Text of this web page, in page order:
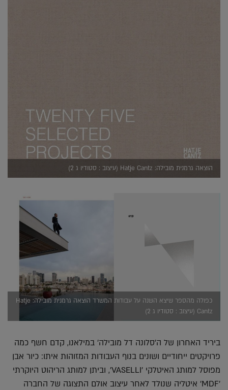
הוצאה גרמנית מובילה: Hatje Cantz (עיצוב : סטודיו ג 2)
כפולה מהספר שיצא השנה על עבודות המשרד הוצאה גרמנית מובילה: Hatje
Cantz (עיצוב : סטודיו ג 2)
ביריד האחרון של ה'סלונה דל מובילה' במילאנו, קדם חשף כמה
פרויקטים ייחודיים ושונים בנוף העבודות המזוהות איתו: כיור אבן
מפוסל למותג האיטלקי 'VASELLI', וביתן למותג הריהוט היוקרתי
'MDF' איטליה שנולד לאחר עיצוב אולם התצוגה של החברה